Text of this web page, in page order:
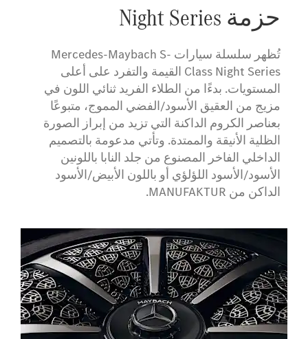
حزمة Night Series
تُظهر سلسلة سيارات Mercedes-Maybach S-
Class Night Series القيمة والتفرد على أعلى
المستويات. بدءًا من الطلاء الفريد ثنائي اللون في
مزيج من العقيق الأسود/الفضي المموج، متبوعًا
بعناصر الكروم الداكنة التي تزيد من إبراز الصورة
الظلية الأنيقة والممتدة. وتأتي مدعومة بالتصميم
الداخلي الفاخر المصنوع من جلد النابا باللونين
الأسود/الأسود اللؤلؤي أو باللون الأبيض/الأسود
الداكن من MANUFAKTUR.